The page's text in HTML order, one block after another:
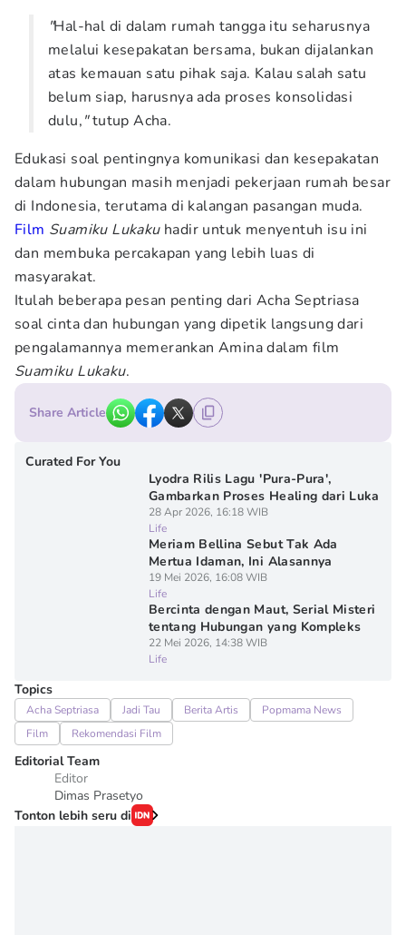
"Hal-hal di dalam rumah tangga itu seharusnya
melalui kesepakatan bersama, bukan dijalankan
atas kemauan satu pihak saja. Kalau salah satu
belum siap, harusnya ada proses konsolidasi
dulu,"tutup Acha.
Edukasi soal pentingnya komunikasi dan kesepakatan
dalam hubungan masih menjadi pekerjaan rumah besar
di Indonesia, terutama di kalangan pasangan muda.
Film Suamiku Lukakuhadir untuk menyentuh isu ini
dan membuka percakapan yang lebih luas di
masyarakat.
Itulah beberapa pesan penting dari Acha Septriasa
soal cinta dan hubungan yang dipetik langsung dari
pengalamannya memerankan Amina dalam film
Suamiku Lukaku.
Share Article
Curated For You
Lyodra Rilis Lagu 'Pura-Pura',
Gambarkan Proses Healing dari Luka
28 Apr 2026, 16:18 WIB
Life
Meriam Bellina Sebut Tak Ada
Mertua Idaman, Ini Alasannya
19 Mei 2026, 16:08 WIB
Life
Bercinta dengan Maut, Serial Misteri
tentang Hubungan yang Kompleks
22 Mei 2026, 14:38 WIB
Life
Topics
Acha Septriasa Jadi Tau Berita Artis
Popmama News
Film
Rekomendasi Film
Editorial Team
Editor
Dimas Prasetyo
Tonton lebih seru di